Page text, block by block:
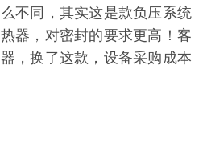
不同，其实这是款负压系统
器，对密封的要求更高！客
，换了这款，设备采购成本